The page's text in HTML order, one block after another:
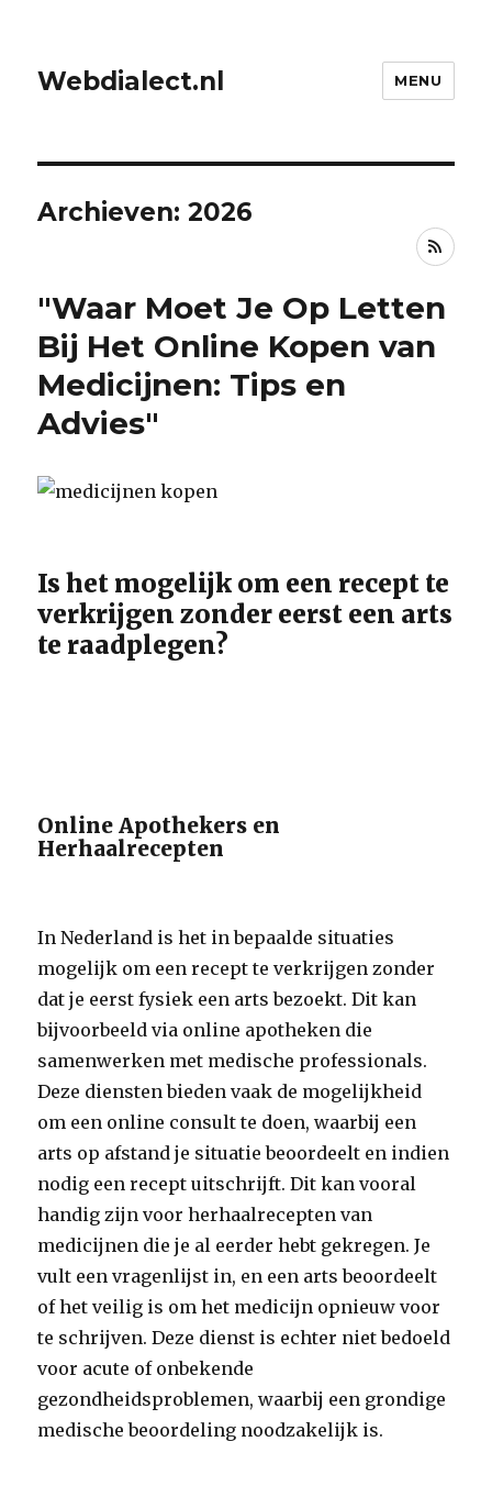
Webdialect.nl MENU
Archieven: 2026
RSS
"Waar Moet Je Op Letten
Bij Het Online Kopen van
Medicijnen: Tips en
Advies"
Is het mogelijk om een recept te
verkrijgen zonder eerst een arts
te raadplegen?
Online Apothekers en
Herhaalrecepten
In Nederland is het in bepaalde situaties
mogelijk om een recept te verkrijgen zonder
dat je eerst fysiek een arts bezoekt. Dit kan
bijvoorbeeld via online apotheken die
samenwerken met medische professionals.
Deze diensten bieden vaak de mogelijkheid
om een online consult te doen, waarbij een
arts op afstand je situatie beoordeelt en indien
nodig een recept uitschrijft. Dit kan vooral
handig zijn voor herhaalrecepten van
medicijnen die je al eerder hebt gekregen. Je
vult een vragenlijst in, en een arts beoordeelt
of het veilig is om het medicijn opnieuw voor
te schrijven. Deze dienst is echter niet bedoeld
voor acute of onbekende
gezondheidsproblemen, waarbij een grondige
medische beoordeling noodzakelijk is.